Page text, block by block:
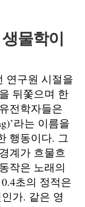
물학이
연구원 시절을
뒤쫓으며 한
전학자들은
라는 이름을
행동이다. 그
계가 흐물흐
작은 노래의
초의 정적은
가. 같은 영